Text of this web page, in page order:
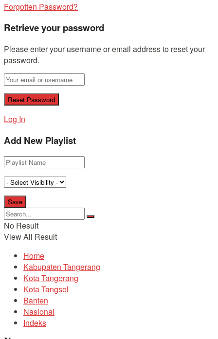
Forgotten Password?
Retrieve your password
Please enter your username or email address to reset your
password.
Log In
Add New Playlist
No Result
View All Result
Home
Kabupaten Tangerang
Kota Tangerang
Kota Tangsel
Banten
Nasional
Indeks